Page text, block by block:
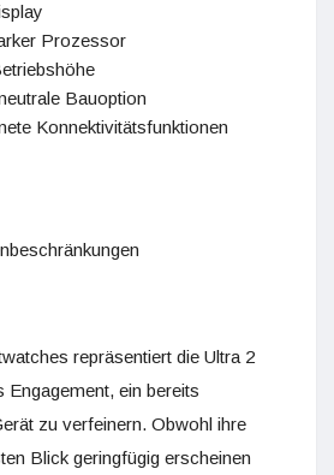
Prozessor
Bauoption
Konnektivitätsfunktionen
repräsentiert die Ultra 2
ein bereits
zu verfeinern. Obwohl ihre
Blick geringfügig erscheinen